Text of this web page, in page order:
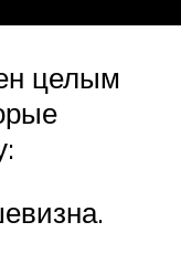
целым